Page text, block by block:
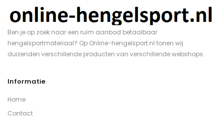
Ben je op zoek naar een ruim aanbod betaalbaar
hengelsportmateriaal? Op Online-hengelsport.nl tonen wij
duizenden verschillende producten van verschillende webshops.
Informatie
Home
Contact